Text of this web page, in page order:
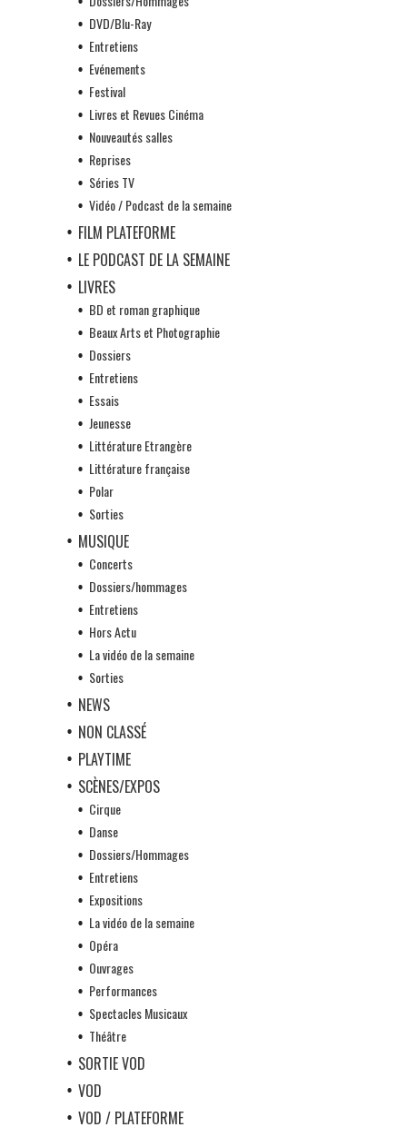
DVD/Blu-Ray
Entretiens
Evénements
Festival
Livres et Revues Cinéma
Nouveautés salles
Reprises
Séries TV
Vidéo / Podcast de la semaine
FILM PLATEFORME
LE PODCAST DE LA SEMAINE
LIVRES
BD et roman graphique
Beaux Arts et Photographie
Dossiers
Entretiens
Essais
Jeunesse
Littérature Etrangère
Littérature française
Polar
Sorties
MUSIQUE
Concerts
Dossiers/hommages
Entretiens
Hors Actu
La vidéo de la semaine
Sorties
NEWS
NON CLASSÉ
PLAYTIME
SCÈNES/EXPOS
Cirque
Danse
Dossiers/Hommages
Entretiens
Expositions
La vidéo de la semaine
Opéra
Ouvrages
Performances
Spectacles Musicaux
Théâtre
SORTIE VOD
VOD
VOD / PLATEFORME